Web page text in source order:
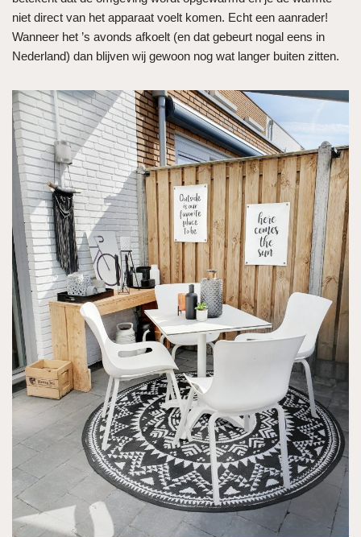
niet direct van het apparaat voelt komen. Echt een aanrader!
Wanneer het ’s avonds afkoelt (en dat gebeurt nogal eens in
Nederland) dan blijven wij gewoon nog wat langer buiten zitten.